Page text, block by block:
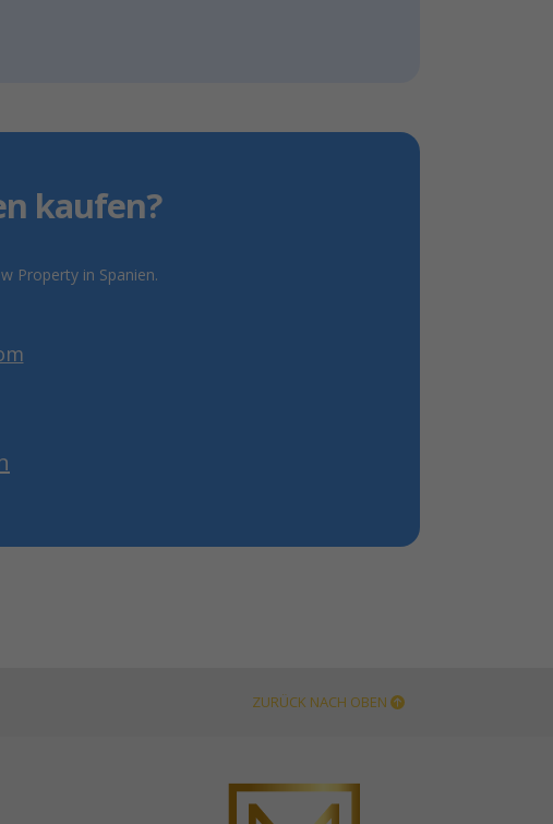
kaufen?
Property in Spanien.
ZURÜCK NACH OBEN